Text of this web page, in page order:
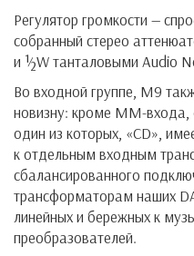
Регулятор громкости —
собранный стерео
и ½W танталовыми Audio
Во входной группе, М9
новизну: кроме ММ-входа,
один из которых, «CD»,
к отдельным входным
сбалансированного
трансформаторам наших
линейных и бережных к
преобразователей.